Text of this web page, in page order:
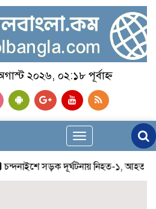
২০২৬, ০২:১৮ পূর্বাহ্ন
Toggle
navigation
সড়ক দূর্ঘটনায় নিহত-১, আহত-২